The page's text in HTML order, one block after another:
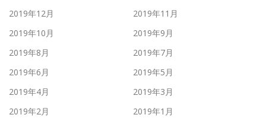
2019年12月
2019年11月
2019年10月
2019年9月
2019年8月
2019年7月
2019年6月
2019年5月
2019年4月
2019年3月
2019年2月
2019年1月